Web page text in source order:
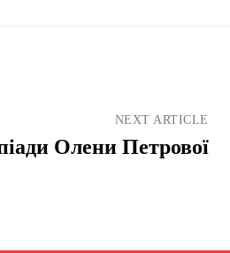
NEXT ARTICLE
Олени Петрової